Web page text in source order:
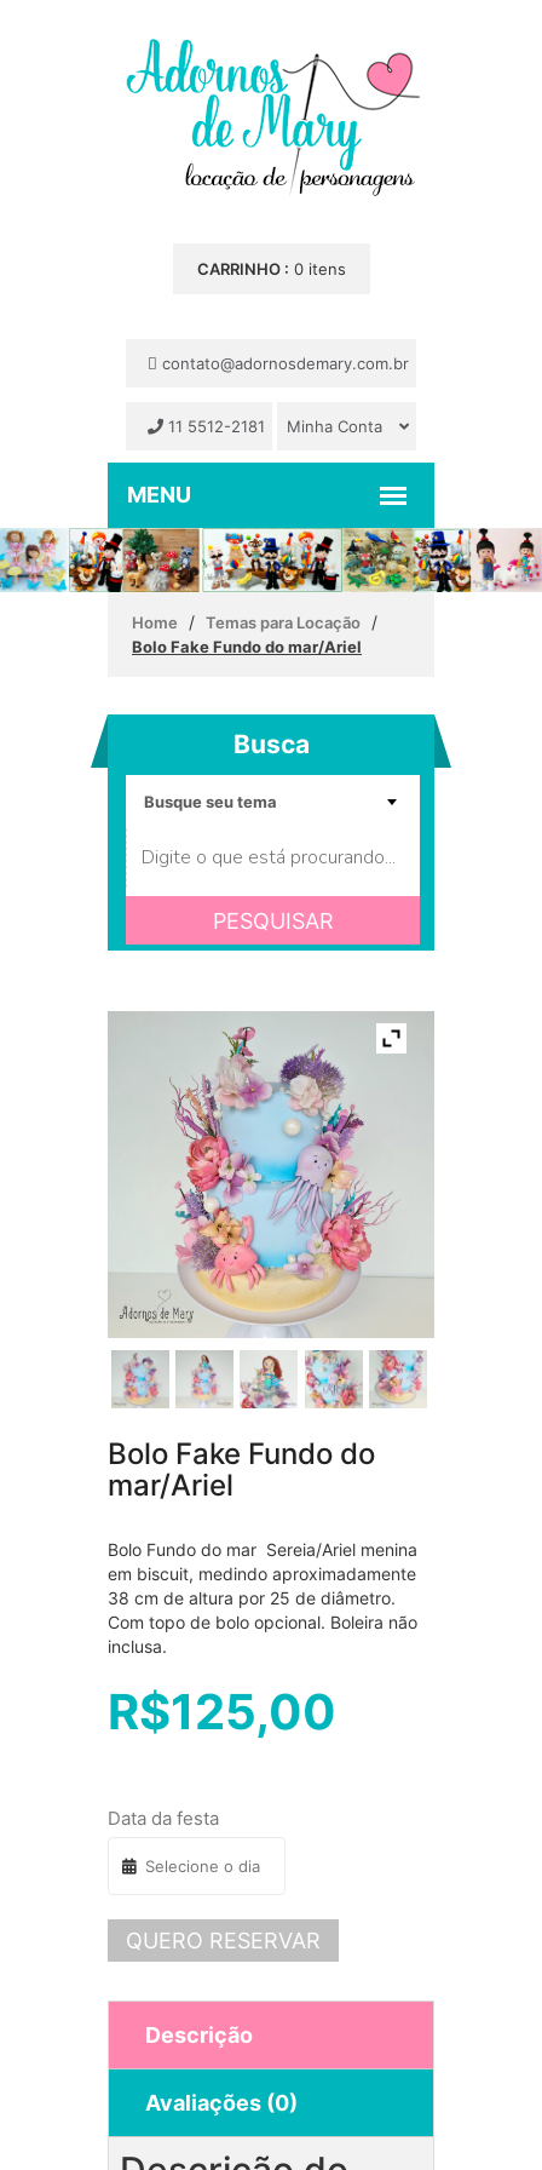
CARRINHO : 0 itens
contato@adornosdemary.com.br
11 5512-2181 Minha Conta
Home / Temas para Locação /
Bolo Fake Fundo do mar/Ariel
Busca
PESQUISAR
Bolo Fake Fundo do
mar/Ariel
Bolo Fundo do mar Sereia/Ariel menina
em biscuit, medindo aproximadamente
38 cm de altura por 25 de diâmetro.
Com topo de bolo opcional. Boleira não
inclusa.
R$125,00
Data da festa
QUERO RESERVAR
Descrição
Avaliações (0)